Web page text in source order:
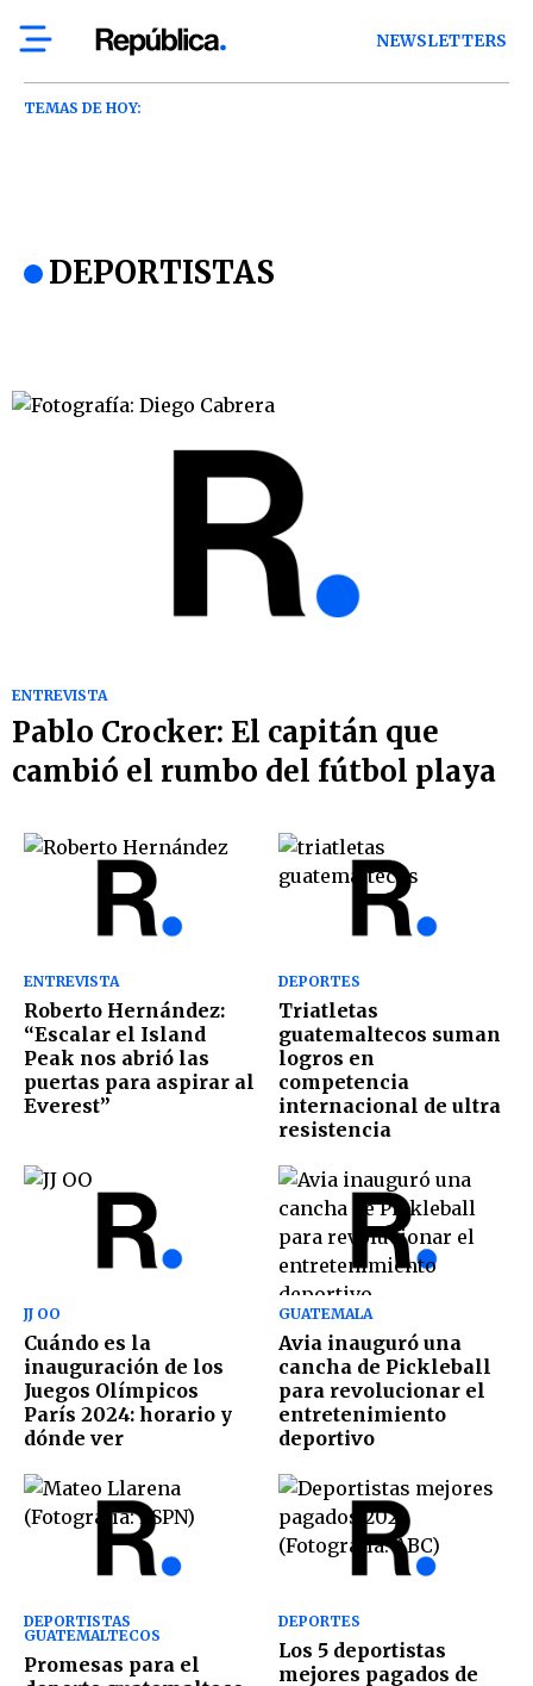
NEWSLETTERS
TEMAS DE HOY:
DEPORTISTAS
ENTREVISTA
Pablo Crocker: El capitán que
cambió el rumbo del fútbol playa
ENTREVISTA
Roberto Hernández:
“Escalar el Island
Peak nos abrió las
puertas para aspirar al
Everest”
DEPORTES
Triatletas
guatemaltecos suman
logros en
competencia
internacional de ultra
resistencia
JJ OO
Cuándo es la
inauguración de los
Juegos Olímpicos
París 2024: horario y
dónde ver
GUATEMALA
Avia inauguró una
cancha de Pickleball
para revolucionar el
entretenimiento
deportivo
DEPORTISTAS
GUATEMALTECOS
Promesas para el
DEPORTES
Los 5 deportistas
mejores pagados de